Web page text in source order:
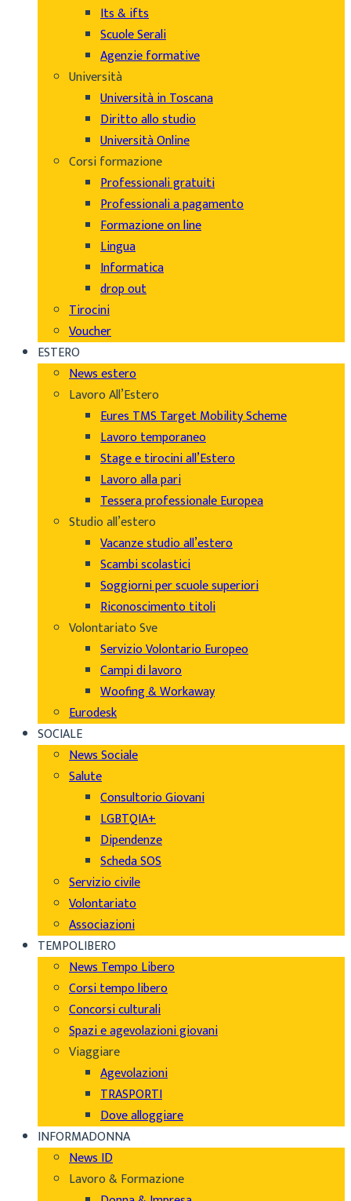
Its & ifts
Scuole Serali
Agenzie formative
Università
Università in Toscana
Diritto allo studio
Università Online
Corsi formazione
Professionali gratuiti
Professionali a pagamento
Formazione on line
Lingua
Informatica
drop out
Tirocini
Voucher
ESTERO
News estero
Lavoro All’Estero
Eures TMS Target Mobility Scheme
Lavoro temporaneo
Stage e tirocini all’Estero
Lavoro alla pari
Tessera professionale Europea
Studio all’estero
Vacanze studio all’estero
Scambi scolastici
Soggiorni per scuole superiori
Riconoscimento titoli
Volontariato Sve
Servizio Volontario Europeo
Campi di lavoro
Woofing & Workaway
Eurodesk
SOCIALE
News Sociale
Salute
Consultorio Giovani
LGBTQIA+
Dipendenze
Scheda SOS
Servizio civile
Volontariato
Associazioni
TEMPOLIBERO
News Tempo Libero
Corsi tempo libero
Concorsi culturali
Spazi e agevolazioni giovani
Viaggiare
Agevolazioni
TRASPORTI
Dove alloggiare
INFORMADONNA
News ID
Lavoro & Formazione